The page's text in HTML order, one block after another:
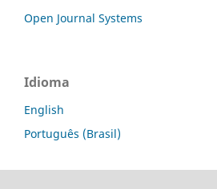
Open Journal Systems
Idioma
English
Português (Brasil)